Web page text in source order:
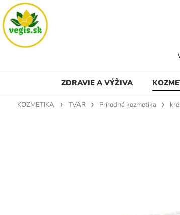
ZDRAVIE A VÝŽIVA
KOZMETIKA TVÁR Prírodná kozmetika